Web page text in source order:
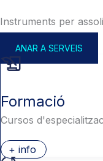
Instruments per
ANAR A SERVEIS
Formació
Cursos
+ info